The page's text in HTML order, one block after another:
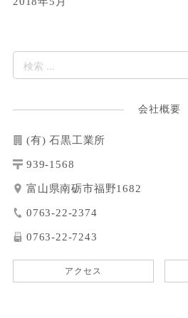
会社概要
(有) 石黒工業所
939-1568
富山県南砺市福野1682
0763-22-2374
0763-22-7243
アクセス